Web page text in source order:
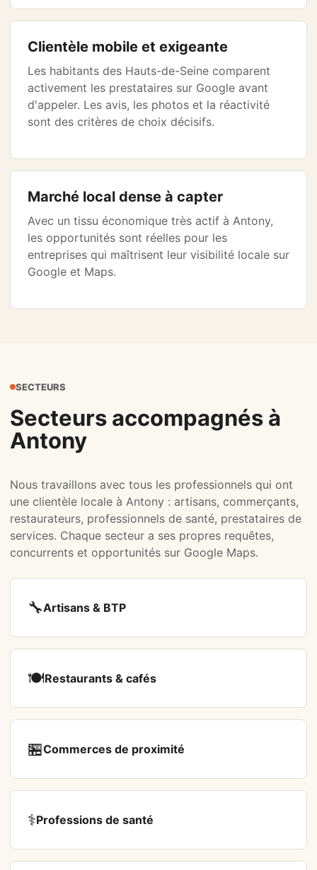
Clientèle mobile et exigeante
Les habitants des Hauts-de-Seine comparent
activement les prestataires sur Google avant
d'appeler. Les avis, les photos et la réactivité
sont des critères de choix décisifs.
Marché local dense à capter
Avec un tissu économique très actif à Antony,
les opportunités sont réelles pour les
entreprises qui maîtrisent leur visibilité locale sur
Google et Maps.
SECTEURS
Secteurs accompagnés à
Antony
Nous travaillons avec tous les professionnels qui ont
une clientèle locale à Antony : artisans, commerçants,
restaurateurs, professionnels de santé, prestataires de
services. Chaque secteur a ses propres requêtes,
concurrents et opportunités sur Google Maps.
🔧Artisans & BTP
🍽️Restaurants & cafés
🏪Commerces de proximité
⚕️Professions de santé